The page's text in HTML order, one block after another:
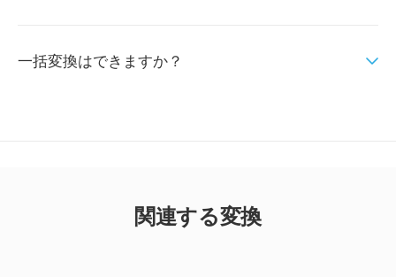
一括変換はできますか？
関連する変換